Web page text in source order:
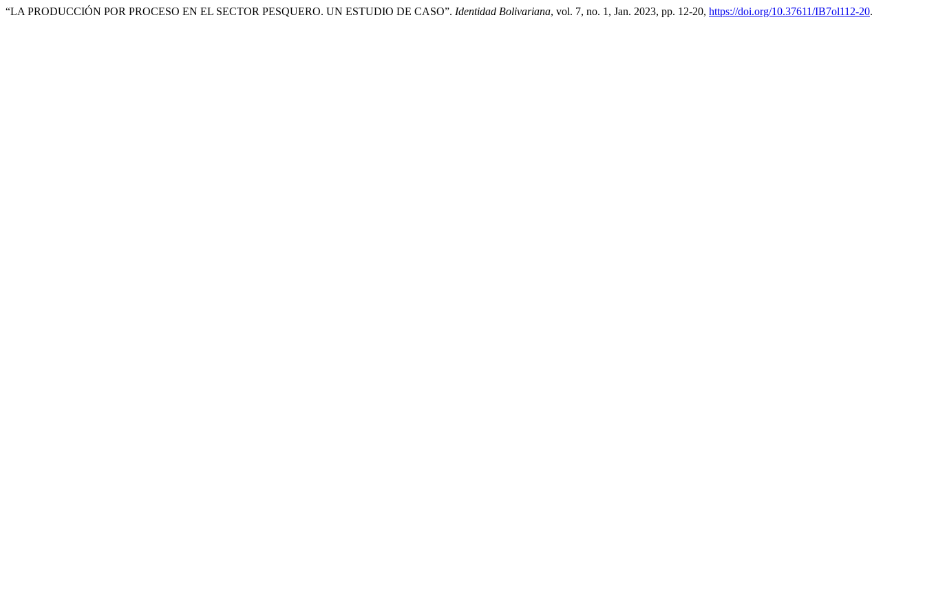
“LA PRODUCCIÓN POR PROCESO EN EL SECTOR PESQUERO. UN ESTUDIO DE CASO”. Identidad Bolivariana, vol. 7, no. 1, Jan. 2023, pp. 12-20, https://doi.org/10.37611/IB7ol112-20.